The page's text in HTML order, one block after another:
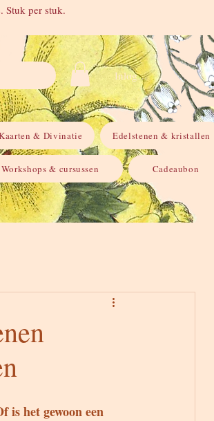
Stuk per stuk.
Inloggen
& Divinatie Edelstenen & kristallen
Workshops & cursussen Cadeaubon
is het gewoon een